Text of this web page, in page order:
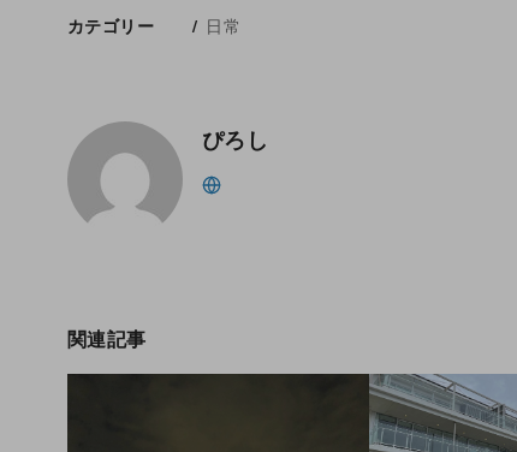
カテゴリー 日常
ぴろし
関連記事